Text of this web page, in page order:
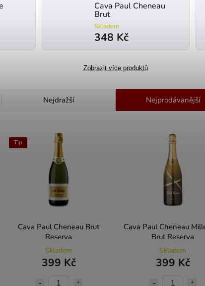
Cava Paul Cheneau
Brut
Skladem
348 Kč
Zobrazit více produktů
Nejdražší Nejprodávanější
Tip
Cava Paul Cheneau Brut
Reserva
Skladem
399 Kč
Cava Paul Cheneau
Brut Reserva
Skladem
399 Kč